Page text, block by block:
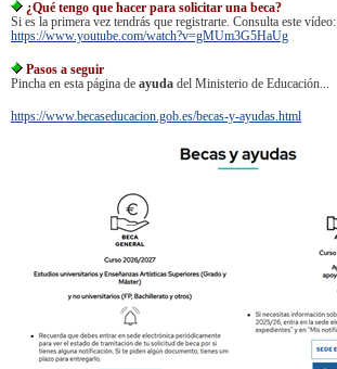
¿Qué tengo que hacer para solicitar una beca?
Si es la primera vez tendrás que registrarte. Consulta este vídeo:
https://www.youtube.com/watch?v=gMUm3G5HaUg
Pasos a seguir
Pincha en esta página de ayuda del Ministerio de Educación...
https://www.becaseducacion.gob.es/becas-y-ayudas.html